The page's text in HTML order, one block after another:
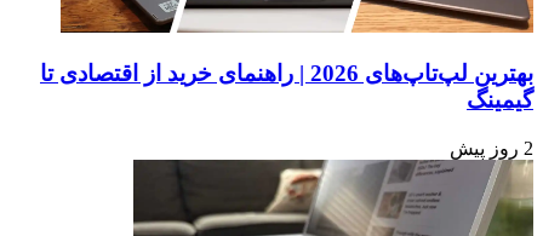
بدانید.
بهترین لپ‌تاپ‌های 2026 | راهنمای خرید از اقتصادی تا
گیمینگ
2 روز پیش